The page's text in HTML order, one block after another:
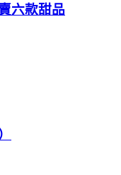
六款甜品